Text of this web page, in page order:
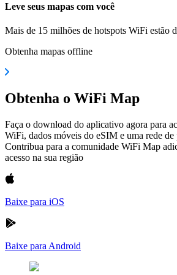
Leve seus mapas com você
Mais de 15 milhões de hotspots WiFi estão
Obtenha mapas offline
Obtenha o WiFi Map
Faça o download do aplicativo agora para
WiFi, dados móveis do eSIM e uma rede de
Contribua para a comunidade WiFi Map
acesso na sua região
Baixe para iOS
Baixe para Android